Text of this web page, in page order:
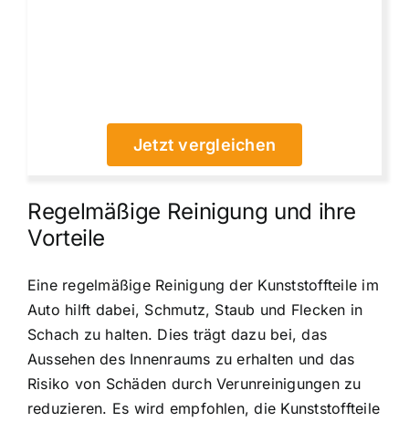
Jetzt vergleichen
Regelmäßige Reinigung und ihre
Vorteile
Eine regelmäßige Reinigung der Kunststoffteile im
Auto hilft dabei, Schmutz, Staub und Flecken in
Schach zu halten. Dies trägt dazu bei, das
Aussehen des Innenraums zu erhalten und das
Risiko von Schäden durch Verunreinigungen zu
reduzieren. Es wird empfohlen, die Kunststoffteile